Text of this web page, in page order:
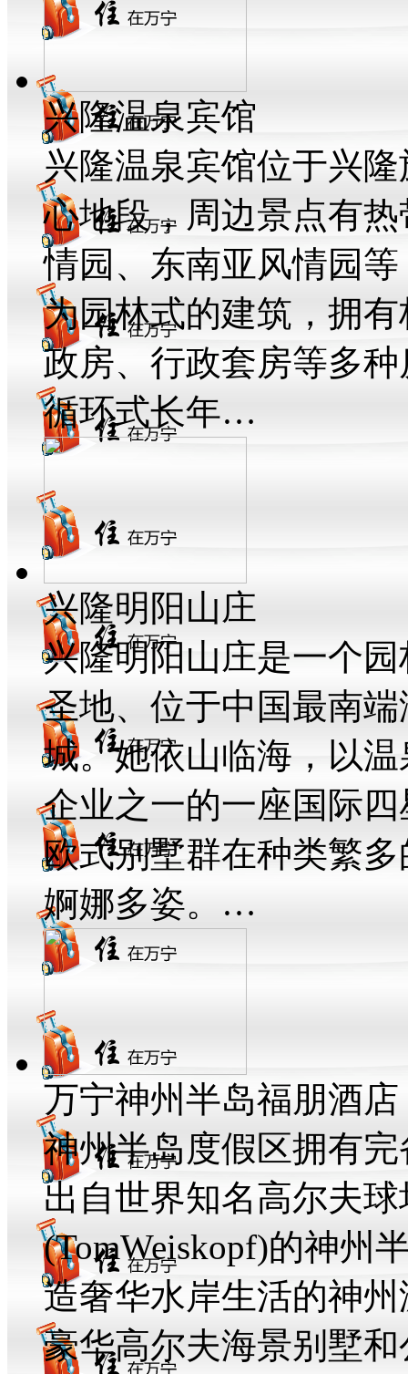
兴隆温泉宾馆
兴隆温泉宾馆位于兴
心地段，周边景点有
情园、东南亚风情园
为园林式的建筑，拥
政房、行政套房等多
循环式长年…
兴隆明阳山庄
兴隆明阳山庄是一个
圣地、位于中国最南
城。她依山临海，以
企业之一的一座国际
欧式别墅群在种类繁
婀娜多姿。…
万宁神州半岛福朋酒店
神州半岛度假区拥有
出自世界知名高尔夫
(TomWeiskopf)的神州
造奢华水岸生活的神
豪华高尔夫海景别墅